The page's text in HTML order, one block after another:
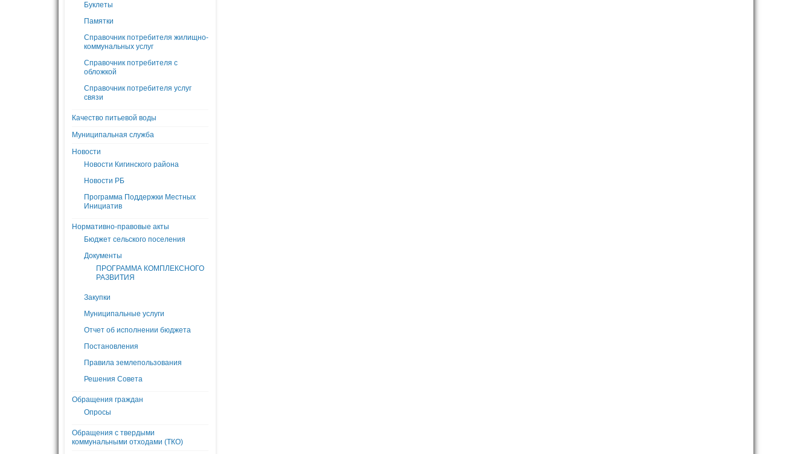
Буклеты
Памятки
Справочник потребителя жилищно-
коммунальных услуг
Справочник потребителя с
обложкой
Справочник потребителя услуг
связи
Качество питьевой воды
Муниципальная служба
Новости
Новости Кигинского района
Новости РБ
Программа Поддержки Местных
Инициатив
Нормативно-правовые акты
Бюджет сельского поселения
Документы
ПРОГРАММА КОМПЛЕКСНОГО
РАЗВИТИЯ
Закупки
Муниципальные услуги
Отчет об исполнении бюджета
Постановления
Правила землепользования
Решения Совета
Обращения граждан
Опросы
Обращения с твердыми
коммунальными отходами (ТКО)